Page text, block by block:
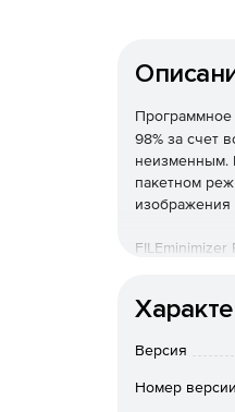
98% за счет
неизменным.
пакетном
изображения
настройках
щелчка
Основные
Версия
Номер версии